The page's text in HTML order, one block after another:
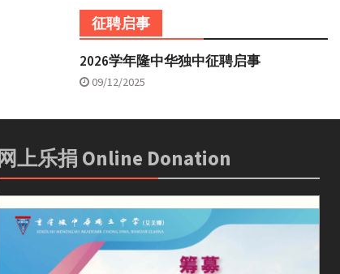
征聘启事
2026学年隆中华独中征聘启事
09/12/2025
网上乐捐 Online Donation